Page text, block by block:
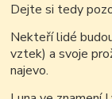
Dejte si tedy
Nekteří lidé
vztek) a svoje
najevo.